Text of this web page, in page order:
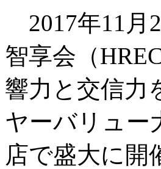
2017年11
智享会（
響力と交信力
ヤーバリュー
店で盛大に開